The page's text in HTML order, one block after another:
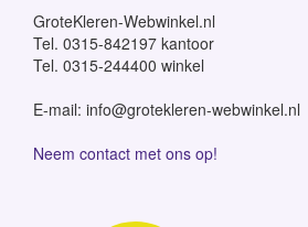
GroteKleren-Webwinkel.nl
Tel. 0315-842197 kantoor
Tel. 0315-244400 winkel
E-mail: info@grotekleren-webwinkel.nl
Neem contact met ons op!